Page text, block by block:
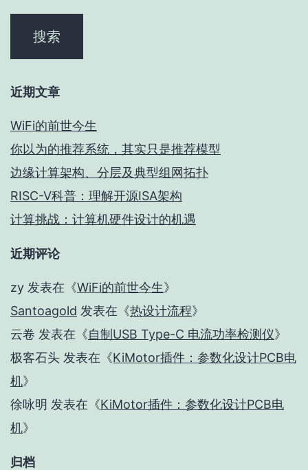
近期文章
WiFi的前世今生
你以为的推荐系统，其实只是推荐模型
边缘计算架构、分层及典型组网拓扑
RISC-V科普：理解开源ISA架构
计算挑战：计算机硬件设计的机遇
近期评论
zy 发表在《WiFi的前世今生》
Santoagold 发表在《热设计流程》
云卷 发表在《自制USB Type-C 电流功率检测仪》
极客石头 发表在《KiMotor插件：参数化设计PCB电
机》
徐咏明 发表在《KiMotor插件：参数化设计PCB电
机》
归档